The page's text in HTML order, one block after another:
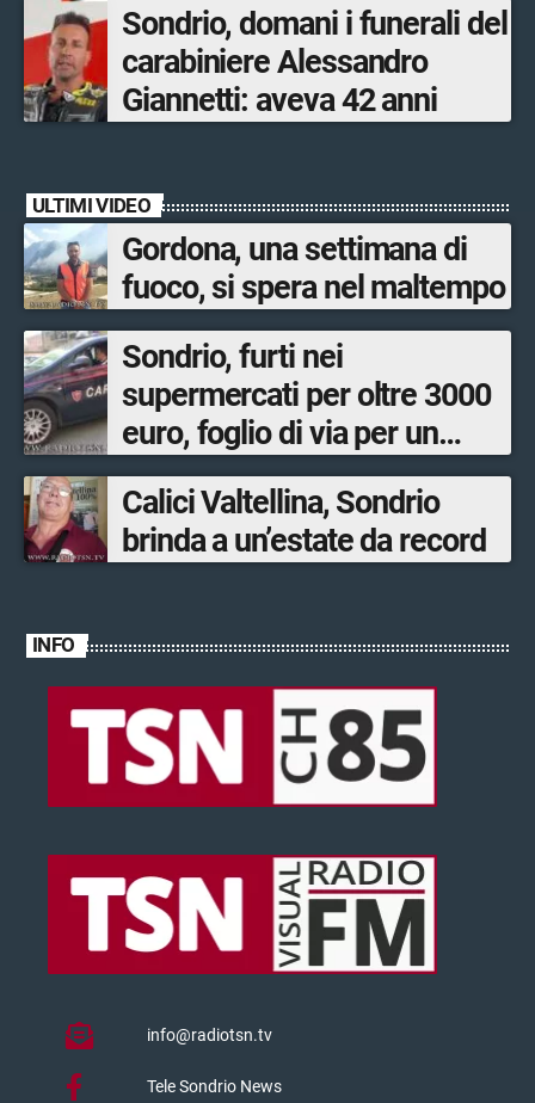
Sondrio, domani i funerali del
carabiniere Alessandro
Giannetti: aveva 42 anni
ULTIMI VIDEO
Gordona, una settimana di
fuoco, si spera nel maltempo
Sondrio, furti nei
supermercati per oltre 3000
euro, foglio di via per un
ventinovenne
Calici Valtellina, Sondrio
brinda a un’estate da record
INFO
info@radiotsn.tv
Tele Sondrio News